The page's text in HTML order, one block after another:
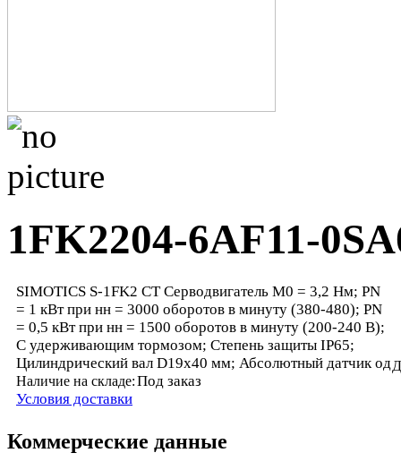
1FK2204-6AF11-
SIMOTICS S-1FK2 CT Серводвигатель М0 = 3,2 Нм; PN
= 1 кВт при нн = 3000 оборотов в минуту (380-480); PN
= 0,5 кВт при нн = 1500 оборотов в минуту (200-240 В);
С удерживающим тормозом; Степень защиты IP65;
Цилиндрический вал D19x40 мм; Абсолютный датчик од
Наличие на складе:Под заказ
Условия доставки
Коммерческие данные